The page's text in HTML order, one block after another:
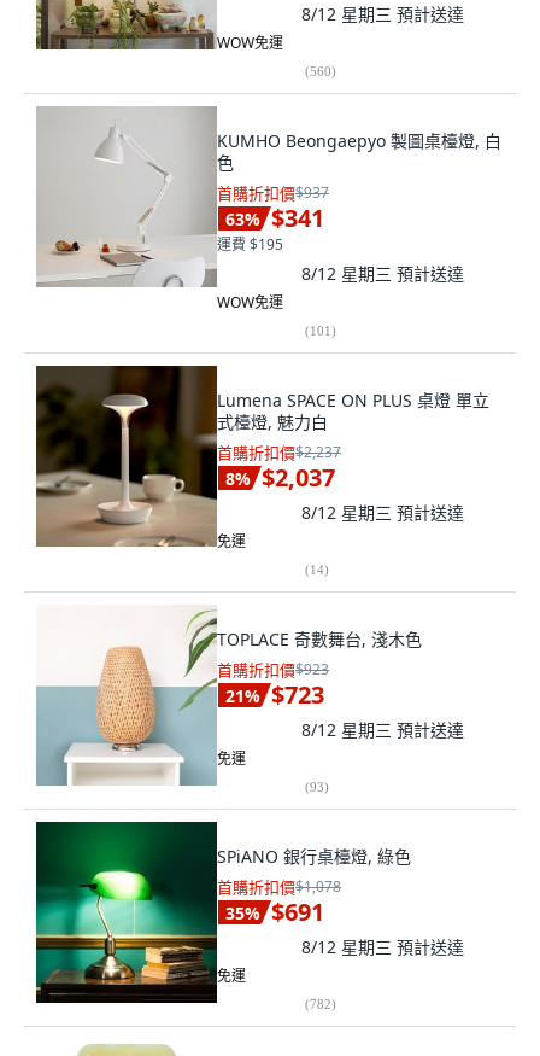
8/12 星期三 預計送達
WOW免運
(560)
KUMHO Beongaepyo 製圖桌檯燈, 白
色
首購折扣價$937
63% $341
運費 $195
8/12 星期三 預計送達
WOW免運
(101)
Lumena SPACE ON PLUS 桌燈 單立
式檯燈, 魅力白
首購折扣價$2,237
8% $2,037
8/12 星期三 預計送達
免運
(14)
TOPLACE 奇數舞台, 淺木色
首購折扣價$923
21% $723
8/12 星期三 預計送達
免運
(93)
SPiANO 銀行桌檯燈, 綠色
首購折扣價$1,078
35% $691
8/12 星期三 預計送達
免運
(782)